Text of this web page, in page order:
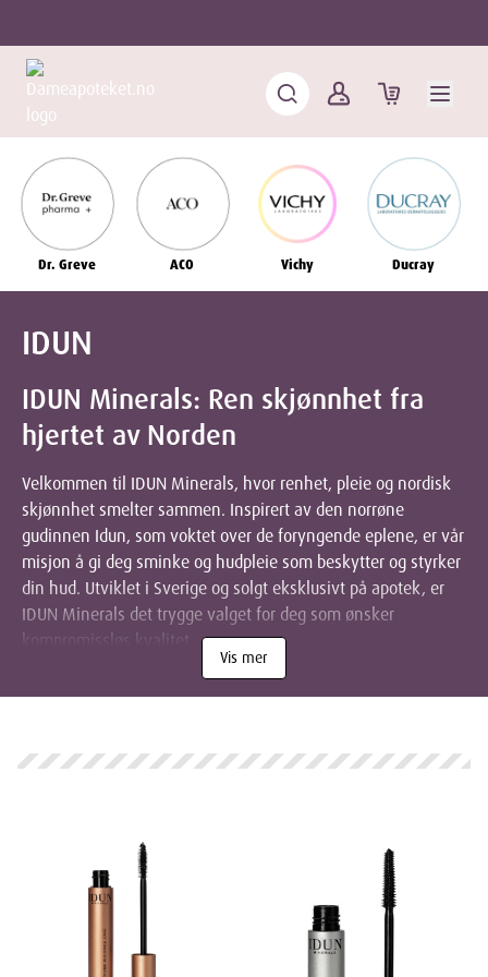
Dr. Greve ACO Vichy Ducray
IDUN
IDUN Minerals: Ren skjønnhet fra
hjertet av Norden
Velkommen til IDUN Minerals, hvor renhet, pleie og nordisk
skjønnhet smelter sammen. Inspirert av den norrøne
gudinnen Idun, som voktet over de foryngende eplene, er vår
misjon å gi deg sminke og hudpleie som beskytter og styrker
din hud. Utviklet i Sverige og solgt eksklusivt på apotek, er
IDUN Minerals det trygge valget for deg som ønsker
kompromissløs kvalitet.
For deg med sensitiv hud, som lett reagerer på tradisjonell
og er basert på høytrensede mineraler. Vi fjerner alt av
puste og føles bra – hele dagen.
Fremhev din naturlige skjønnhet med pleiende
Vis mer